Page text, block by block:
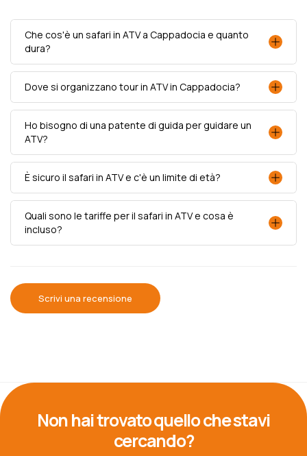
Che cos'è un safari in ATV a Cappadocia e quanto
dura?
Dove si organizzano tour in ATV in Cappadocia?
Ho bisogno di una patente di guida per guidare un
ATV?
È sicuro il safari in ATV e c'è un limite di età?
Quali sono le tariffe per il safari in ATV e cosa è
incluso?
Scrivi una recensione
Non hai trovato quello che stavi
cercando?